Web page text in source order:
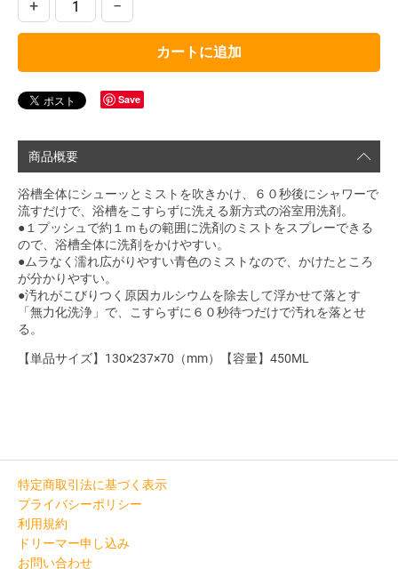
+ −
カートに追加
Save
商品概要
浴槽全体にシューッとミストを吹きかけ、６０秒後にシャワーで
流すだけで、浴槽をこすらずに洗える新方式の浴室用洗剤。
●１プッシュで約１ｍもの範囲に洗剤のミストをスプレーできる
ので、浴槽全体に洗剤をかけやすい。
●ムラなく濡れ広がりやすい青色のミストなので、かけたところ
が分かりやすい。
●汚れがこびりつく原因カルシウムを除去して浮かせて落とす
「無力化洗浄」で、こすらずに６０秒待つだけで汚れを落とせ
る。
【単品サイズ】130×237×70（mm）【容量】450ML
特定商取引法に基づく表示
プライバシーポリシー
利用規約
ドリーマー申し込み
お問い合わせ